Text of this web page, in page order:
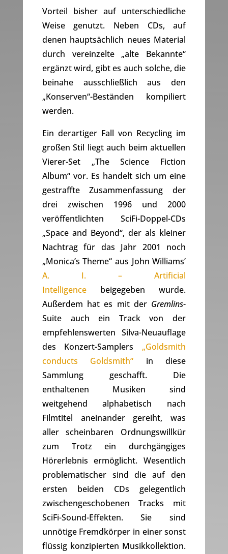
Vorteil bisher auf unterschiedliche
Weise genutzt. Neben CDs, auf
denen hauptsächlich neues Material
durch vereinzelte „alte Bekannte“
ergänzt wird, gibt es auch solche, die
beinahe ausschließlich aus den
„Konserven“-Beständen kompiliert
werden.
Ein derartiger Fall von Recycling im
großen Stil liegt auch beim aktuellen
Vierer-Set „The Science Fiction
Album“ vor. Es handelt sich um eine
gestraffte Zusammenfassung der
drei zwischen 1996 und 2000
veröffentlichten SciFi-Doppel-CDs
„Space and Beyond“, der als kleiner
Nachtrag für das Jahr 2001 noch
„Monica’s Theme“ aus John Williams’
A. I. – Artificial
Intelligencebeigegeben wurde.
Außerdem hat es mit der Gremlins-
Suite auch ein Track von der
empfehlenswerten Silva-Neuauflage
des Konzert-Samplers „Goldsmith
conducts Goldsmith“ in diese
Sammlung geschafft. Die
enthaltenen Musiken sind
weitgehend alphabetisch nach
Filmtitel aneinander gereiht, was
aller scheinbaren Ordnungswillkür
zum Trotz ein durchgängiges
Hörerlebnis ermöglicht. Wesentlich
problematischer sind die auf den
ersten beiden CDs gelegentlich
zwischengeschobenen Tracks mit
SciFi-Sound-Effekten. Sie sind
unnötige Fremdkörper in einer sonst
flüssig konzipierten Musikkollektion.